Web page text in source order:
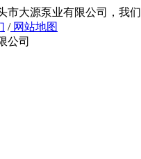
头市大源泵业有限公
/网站地图
公司